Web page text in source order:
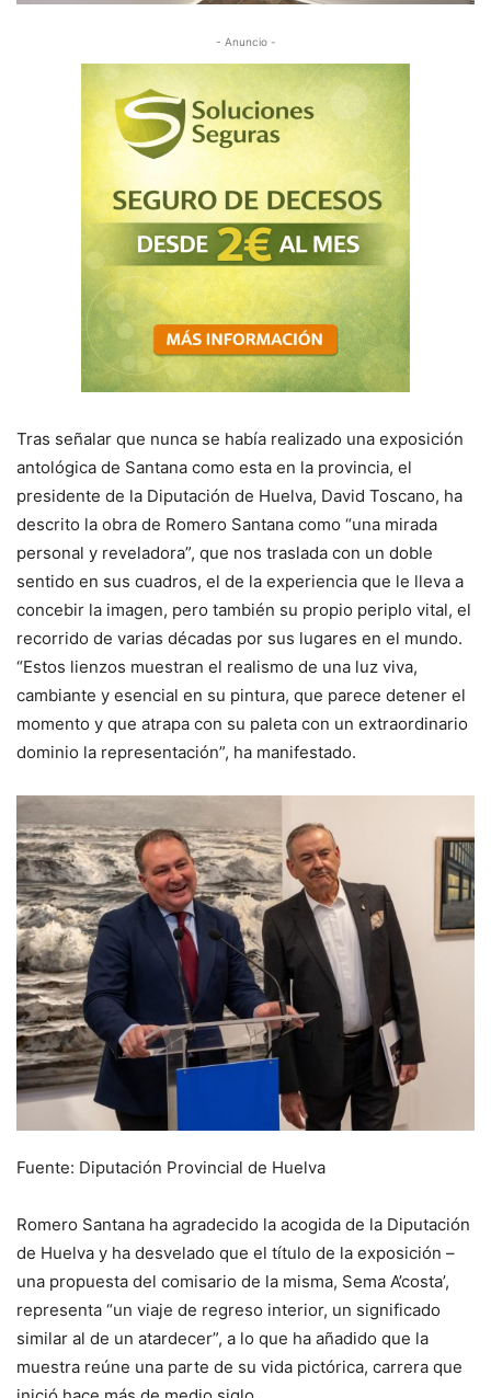
- Anuncio -
Tras señalar que nunca se había realizado una exposición
antológica de Santana como esta en la provincia, el
presidente de la Diputación de Huelva, David Toscano, ha
descrito la obra de Romero Santana como “una mirada
personal y reveladora”, que nos traslada con un doble
sentido en sus cuadros, el de la experiencia que le lleva a
concebir la imagen, pero también su propio periplo vital, el
recorrido de varias décadas por sus lugares en el mundo.
“Estos lienzos muestran el realismo de una luz viva,
cambiante y esencial en su pintura, que parece detener el
momento y que atrapa con su paleta con un extraordinario
dominio la representación”, ha manifestado.
Fuente: Diputación Provincial de Huelva
Romero Santana ha agradecido la acogida de la Diputación
de Huelva y ha desvelado que el título de la exposición –
una propuesta del comisario de la misma, Sema A’costa’,
representa “un viaje de regreso interior, un significado
similar al de un atardecer”, a lo que ha añadido que la
muestra reúne una parte de su vida pictórica, carrera que